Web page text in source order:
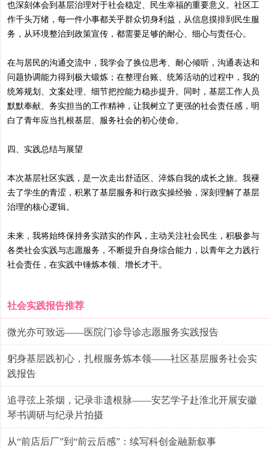
也深刻体会到基层治理对于社会稳定、民生幸福的重要意义。社区工
作千头万绪，每一件小事都关乎群众切身利益，从信息摸排到民生服
务，从环境整治到政策宣传，都需要足够的耐心、细心与责任心。
在与居民的沟通交流中，我学会了换位思考、耐心倾听，沟通表达和
问题协调能力得到极大锻炼；在整理台账、统筹活动的过程中，我的
统筹规划、文案处理、细节把控能力稳步提升。同时，基层工作人员
默默奉献、务实担当的工作精神，让我树立了更强的社会责任感，明
白了青年应当扎根基层、服务社会的初心使命。
四、实践总结与展望
本次基层社区实践，是一次走出舒适区、淬炼自我的成长之旅。我褪
去了学生的青涩，积累了基层服务和行政实操经验，深刻理解了基层
治理的核心逻辑。
未来，我将始终保持务实踏实的作风，主动关注社会民生，积极参与
各类社会实践与志愿服务，不断提升自身综合能力，以青年之力践行
社会责任，在实践中锤炼本领、增长才干。
社会实践报告推荐
微光亦可致远——医院门诊导诊志愿服务实践报告
躬身基层践初心，扎根服务炼本领——社区基层服务社会实
践报告
追寻弦上茶烟，记录非遗根脉——安艺学子赴淮北开展安徽
琴书调研与纪录片拍摄
从“前店后厂”到“前云后感”：续写科创金融新叙事